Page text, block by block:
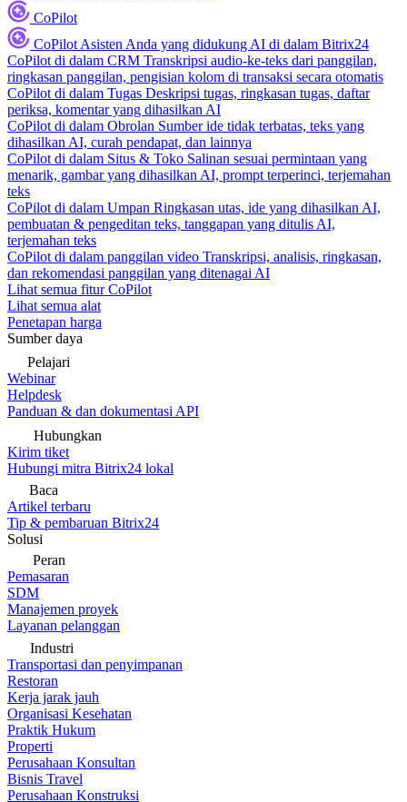
CoPilot
CoPilot Asisten Anda yang didukung AI di dalam Bitrix24
CoPilot di dalam CRM Transkripsi audio-ke-teks dari panggilan,
ringkasan panggilan, pengisian kolom di transaksi secara otomatis
CoPilot di dalam Tugas Deskripsi tugas, ringkasan tugas, daftar
periksa, komentar yang dihasilkan AI
CoPilot di dalam Obrolan Sumber ide tidak terbatas, teks yang
dihasilkan AI, curah pendapat, dan lainnya
CoPilot di dalam Situs & Toko Salinan sesuai permintaan yang
menarik, gambar yang dihasilkan AI, prompt terperinci, terjemahan
teks
CoPilot di dalam Umpan Ringkasan utas, ide yang dihasilkan AI,
pembuatan & pengeditan teks, tanggapan yang ditulis AI,
terjemahan teks
CoPilot di dalam panggilan video Transkripsi, analisis, ringkasan,
dan rekomendasi panggilan yang ditenagai AI
Lihat semua fitur CoPilot
Lihat semua alat
Penetapan harga
Sumber daya
Pelajari
Webinar
Helpdesk
Panduan & dan dokumentasi API
Hubungkan
Kirim tiket
Hubungi mitra Bitrix24 lokal
Baca
Artikel terbaru
Tip & pembaruan Bitrix24
Solusi
Peran
Pemasaran
SDM
Manajemen proyek
Layanan pelanggan
Industri
Transportasi dan penyimpanan
Restoran
Kerja jarak jauh
Organisasi Kesehatan
Praktik Hukum
Properti
Perusahaan Konsultan
Bisnis Travel
Perusahaan Konstruksi